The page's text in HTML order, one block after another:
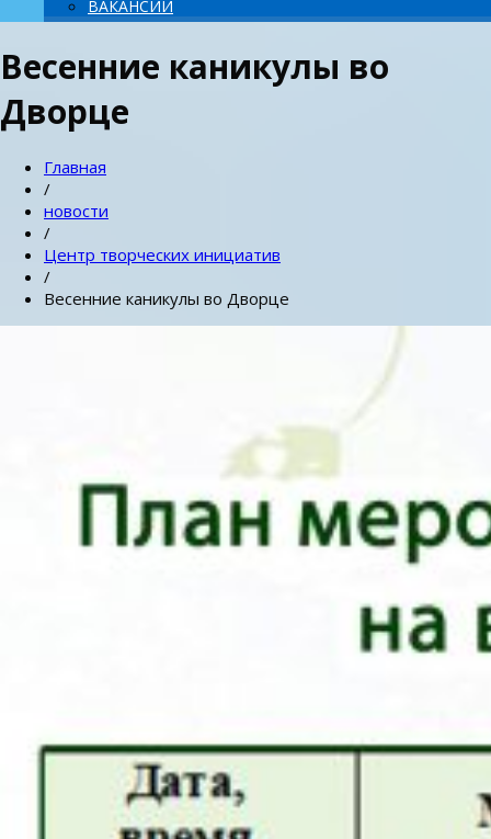
ВАКАНСИИ
Весенние каникулы во
Дворце
Главная
/
новости
/
Центр творческих инициатив
/
Весенние каникулы во Дворце